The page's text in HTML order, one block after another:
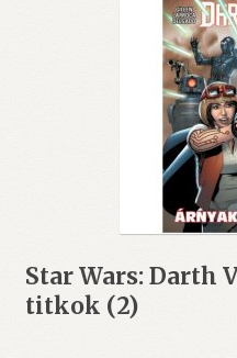
Star Wars: Darth
titkok (2)